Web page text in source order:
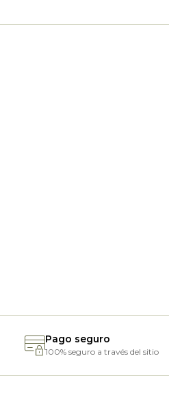
Pago seguro
100% seguro a través del sitio